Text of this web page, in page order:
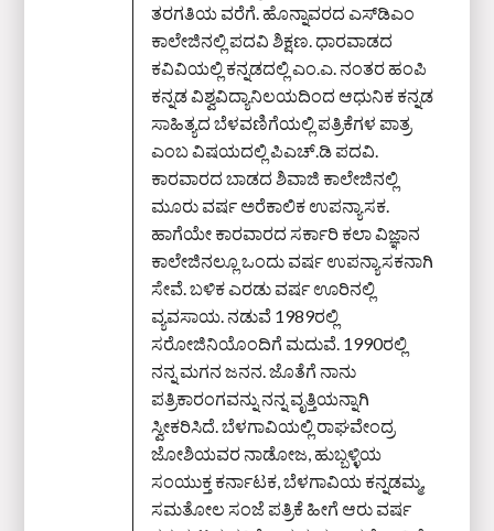
ತರಗತಿಯ ವರೆಗೆ. ಹೊನ್ನಾವರದ ಎಸ್‌ಡಿಎಂ
ಕಾಲೇಜಿನಲ್ಲಿ ಪದವಿ ಶಿಕ್ಷಣ. ಧಾರವಾಡದ
ಕವಿವಿಯಲ್ಲಿ ಕನ್ನಡದಲ್ಲಿ ಎಂ.ಎ. ನಂತರ ಹಂಪಿ
ಕನ್ನಡ ವಿಶ್ವವಿದ್ಯಾನಿಲಯದಿಂದ ಆಧುನಿಕ ಕನ್ನಡ
ಸಾಹಿತ್ಯದ ಬೆಳವಣಿಗೆಯಲ್ಲಿ ಪತ್ರಿಕೆಗಳ ಪಾತ್ರ
ಎಂಬ ವಿಷಯದಲ್ಲಿ ಪಿಎಚ್‌.ಡಿ ಪದವಿ.
ಕಾರವಾರದ ಬಾಡದ ಶಿವಾಜಿ ಕಾಲೇಜಿನಲ್ಲಿ
ಮೂರು ವರ್ಷ ಅರೆಕಾಲಿಕ ಉಪನ್ಯಾಸಕ.
ಹಾಗೆಯೇ ಕಾರವಾರದ ಸರ್ಕಾರಿ ಕಲಾ ವಿಜ್ಞಾನ
ಕಾಲೇಜಿನಲ್ಲೂ ಒಂದು ವರ್ಷ ಉಪನ್ಯಾಸಕನಾಗಿ
ಸೇವೆ. ಬಳಿಕ ಎರಡು ವರ್ಷ ಊರಿನಲ್ಲಿ
ವ್ಯವಸಾಯ. ನಡುವೆ 1989ರಲ್ಲಿ
ಸರೋಜಿನಿಯೊಂದಿಗೆ ಮದುವೆ. 1990ರಲ್ಲಿ
ನನ್ನ ಮಗನ ಜನನ. ಜೊತೆಗೆ ನಾನು
ಪತ್ರಿಕಾರಂಗವನ್ನು ನನ್ನ ವೃತ್ತಿಯನ್ನಾಗಿ
ಸ್ವೀಕರಿಸಿದೆ. ಬೆಳಗಾವಿಯಲ್ಲಿ ರಾಘವೇಂದ್ರ
ಜೋಶಿಯವರ ನಾಡೋಜ, ಹುಬ್ಬಳ್ಳಿಯ
ಸಂಯುಕ್ತ ಕರ್ನಾಟಕ, ಬೆಳಗಾವಿಯ ಕನ್ನಡಮ್ಮ,
ಸಮತೋಲ ಸಂಜೆ ಪತ್ರಿಕೆ ಹೀಗೆ ಆರು ವರ್ಷ